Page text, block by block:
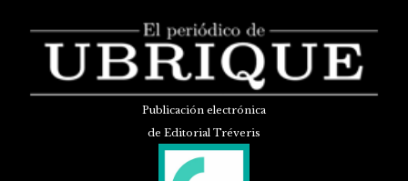
Publicación electrónica
de Editorial Tréveris